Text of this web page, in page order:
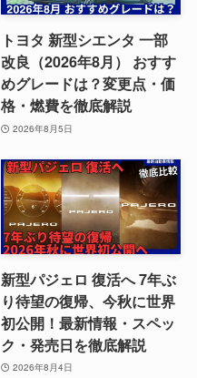
トヨタ 新型シエンタ 一部
改良（2026年8月） おすす
めグレードは？変更点・価
格・燃費を徹底解説
2026年8月5日
新型パジェロ 復活へ 7年ぶ
り待望の復帰、今秋に世界
初公開！最新情報・スペッ
ク・発売日を徹底解説
2026年8月4日